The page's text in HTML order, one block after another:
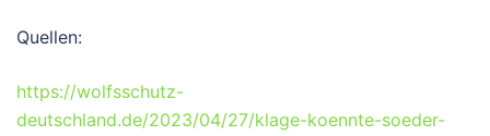
Quellen:
https://wolfsschutz-
deutschland.de/2023/04/27/klage-koennte-soeder-